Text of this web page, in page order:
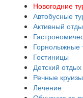
Новогодние
Автобусные
Активный
Горнолыжные
Гостиницы
Детский отдых
Речные круизы
Лечение